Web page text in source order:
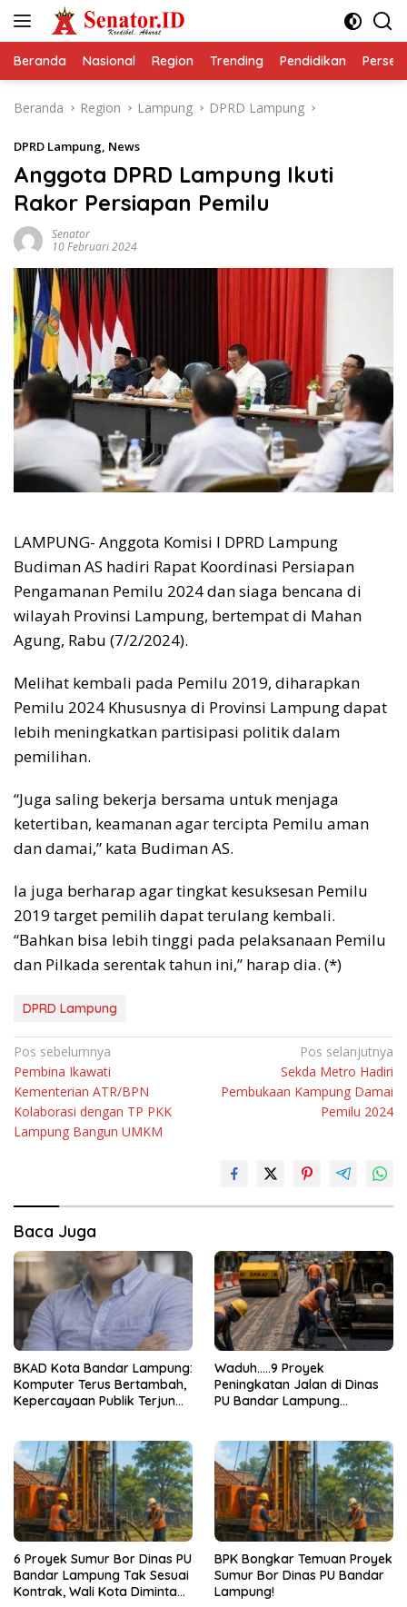
Beranda Nasional Region Trending Pendidikan
Beranda Region Lampung DPRD Lampung
DPRD Lampung, News
Anggota DPRD Lampung Ikuti
Rakor Persiapan Pemilu
Senator
10 Februari 2024
LAMPUNG- Anggota Komisi I DPRD Lampung
Budiman AS hadiri Rapat Koordinasi Persiapan
Pengamanan Pemilu 2024 dan siaga bencana di
wilayah Provinsi Lampung, bertempat di Mahan
Agung, Rabu (7/2/2024).
Melihat kembali pada Pemilu 2019, diharapkan
Pemilu 2024 Khususnya di Provinsi Lampung dapat
lebih meningkatkan partisipasi politik dalam
pemilihan.
“Juga saling bekerja bersama untuk menjaga
ketertiban, keamanan agar tercipta Pemilu aman
dan damai,” kata Budiman AS.
Ia juga berharap agar tingkat kesuksesan Pemilu
2019 target pemilih dapat terulang kembali.
“Bahkan bisa lebih tinggi pada pelaksanaan Pemilu
dan Pilkada serentak tahun ini,” harap dia. (*)
DPRD Lampung
Navigasi
pos
Pos sebelumnya
Pembina Ikawati
Kementerian ATR/BPN
Kolaborasi dengan TP PKK
Lampung Bangun UMKM
Pos selanjutnya
Sekda Metro Hadiri
Pembukaan Kampung Damai
Pemilu 2024
Baca Juga
BKAD Kota Bandar Lampung:
Komputer Terus Bertambah,
Kepercayaan Publik Terjun
Waduh…..9 Proyek
Peningkatan Jalan di Dinas
PU Bandar Lampung
6 Proyek Sumur Bor Dinas PU
Bandar Lampung Tak Sesuai
Kontrak, Wali Kota Diminta
BPK Bongkar Temuan Proyek
Sumur Bor Dinas PU Bandar
Lampung!